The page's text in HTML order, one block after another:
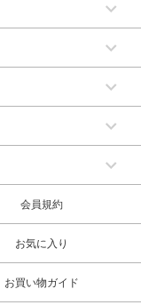
会員規約
お気に入り
お買い物ガイド